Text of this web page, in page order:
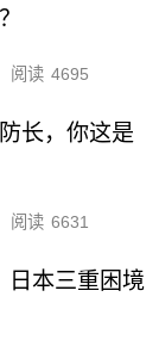
阅读 4695
长，你这是
阅读 6631
日本三重困境